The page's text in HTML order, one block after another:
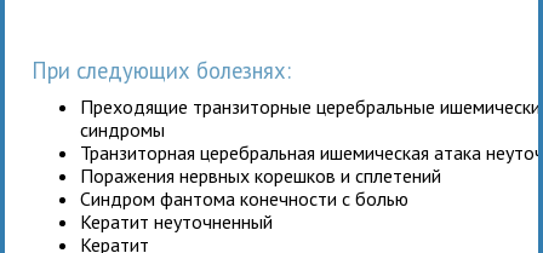
При следующих болезнях:
Преходящие транзиторные церебральные
синдромы
Транзиторная церебральная ишемическая атака
Поражения нервных корешков и сплетений
Синдром фантома конечности с болью
Кератит неуточненный
Кератит